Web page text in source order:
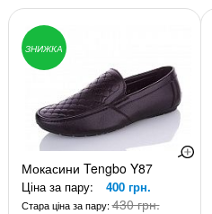
ЗНИЖКА
Мокасини Tengbo Y87
Ціна за пару: 400 грн.
Стара ціна за пару:430 грн.